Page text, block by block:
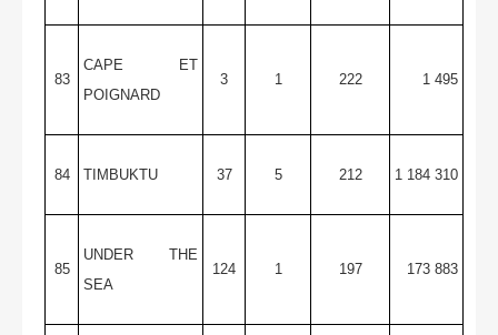
83
CAPE ET
POIGNARD
3 1 222 1 495
84 TIMBUKTU 37 5 212 1 184 310
85
UNDER THE
SEA
124 1 197 173 883